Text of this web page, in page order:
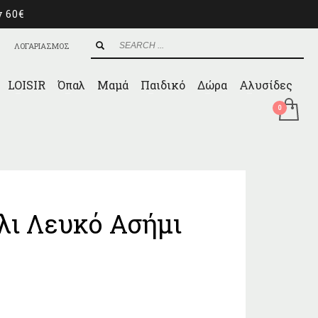
60€
ΛΟΓΑΡΙΑΣΜΟΣ
LOISIR Όπαλ Μαμά Παιδικό Δώρα Αλυσίδες
Λευκό Ασήμι